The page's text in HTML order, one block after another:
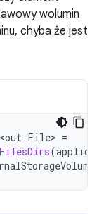
wolumin
chyba że jest
File> =
(